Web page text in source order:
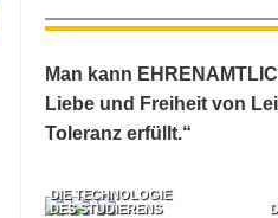
Man kann
Liebe und Freiheit von
Toleranz erfüllt.“
DIE TECHNOLOGIE
DES STUDIERENS